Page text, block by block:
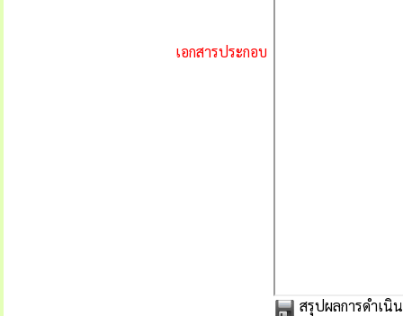
เอกสารประกอบ
สรุปผลการดำเนิ